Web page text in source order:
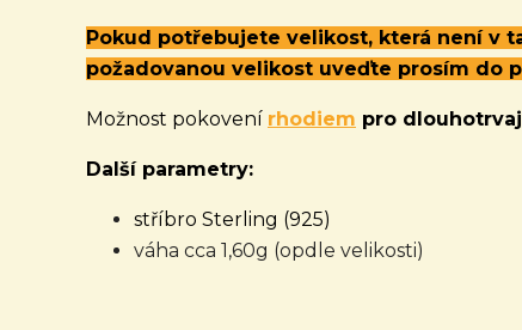
Pokud potřebujete velikost, která není v
požadovanou velikost uveďte prosím do
Možnost pokovení rhodiem pro
Další parametry:
stříbro Sterling (925)
váha cca 1,60g (opdle velikosti)